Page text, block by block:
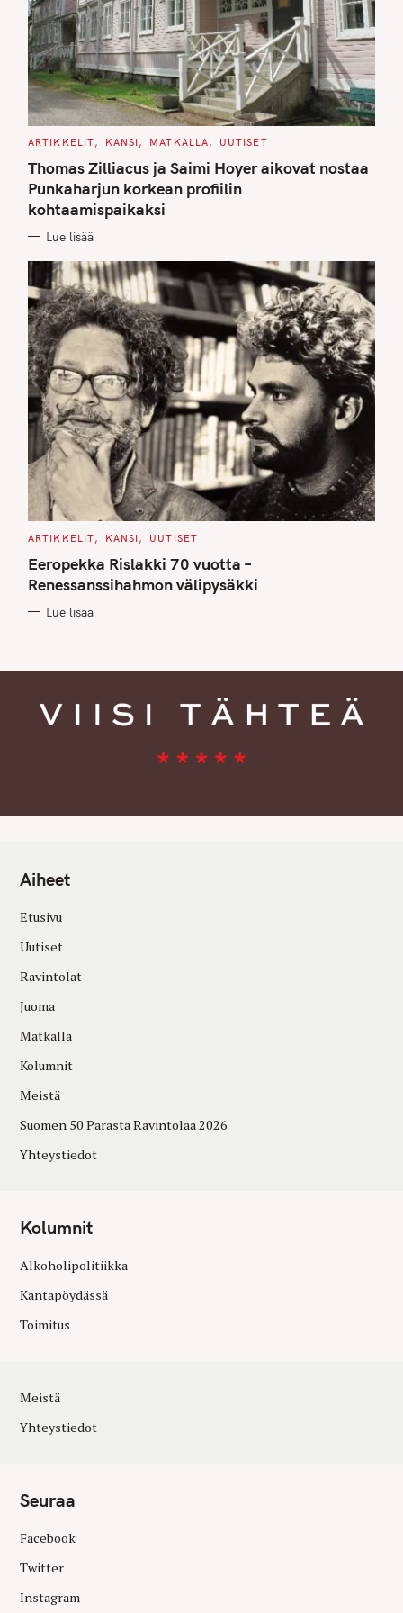
C
T
E
G
O
R
I
S
ARTIKKELIT KANSI MATKALLA UUTISET
Thomas Zilliacus ja Saimi Hoyer aikovat nostaa
Punkaharjun korkean profiilin
kohtaamispaikaksi
Lue lisää
C
T
E
G
O
I
ARTIKKELIT KANSI UUTISET
Eeropekka Rislakki 70 vuotta –
Renessanssihahmon välipysäkki
Lue lisää
Aiheet
Etusivu
Uutiset
Ravintolat
Juoma
Matkalla
Kolumnit
Meistä
Suomen 50 Parasta Ravintolaa 2026
Yhteystiedot
Kolumnit
Alkoholipolitiikka
Kantapöydässä
Toimitus
Meistä
Yhteystiedot
Seuraa
Facebook
Twitter
Instagram